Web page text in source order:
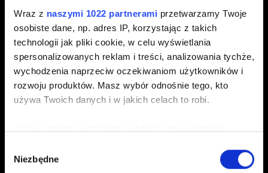
Wraz z naszymi 1022 partnerami przetwarzamy Twoje
osobiste dane, np. adres IP, korzystając z takich
technologii jak pliki cookie, w celu wyświetlania
spersonalizowanych reklam i treści, analizowania tychże,
wychodzenia naprzeciw oczekiwaniom użytkowników i
rozwoju produktów. Masz wybór odnośnie tego, kto
używa Twoich danych i w jakich celach to robi.
geograficznej z dokładnością nawet do kilku metrów
zgody
Niezbędne
przez społeczność za pośrednictwem Rady ds. Balansu.
Potrzebujesz pomocy?
Zaloguj się na konto GOG.COM i